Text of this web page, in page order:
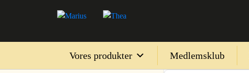
Vores produkter Medlemsklub